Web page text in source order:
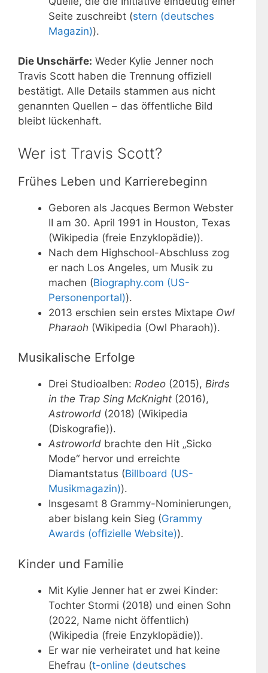
Seite zuschreibt (stern (deutsches
Magazin)).
Die Unschärfe: Weder Kylie Jenner noch
Travis Scott haben die Trennung offiziell
bestätigt. Alle Details stammen aus nicht
genannten Quellen – das öffentliche Bild
bleibt lückenhaft.
Wer ist Travis Scott?
Frühes Leben und Karrierebeginn
Geboren als Jacques Bermon Webster
II am 30. April 1991 in Houston, Texas
(Wikipedia (freie Enzyklopädie)).
Nach dem Highschool-Abschluss zog
er nach Los Angeles, um Musik zu
machen (Biography.com (US-
Personenportal)).
2013 erschien sein erstes Mixtape Owl
Pharaoh (Wikipedia (Owl Pharaoh)).
Musikalische Erfolge
Drei Studioalben: Rodeo (2015), Birds
in the Trap Sing McKnight (2016),
Astroworld (2018) (Wikipedia
(Diskografie)).
Astroworld brachte den Hit „Sicko
Mode“ hervor und erreichte
Diamantstatus (Billboard (US-
Musikmagazin)).
Insgesamt 8 Grammy-Nominierungen,
aber bislang kein Sieg (Grammy
Awards (offizielle Website)).
Kinder und Familie
Mit Kylie Jenner hat er zwei Kinder:
Tochter Stormi (2018) und einen Sohn
(2022, Name nicht öffentlich)
(Wikipedia (freie Enzyklopädie)).
Er war nie verheiratet und hat keine
Ehefrau (t-online (deutsches